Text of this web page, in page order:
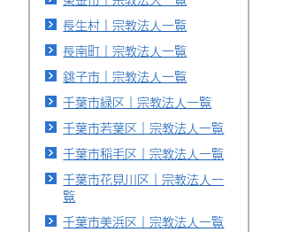
長生村｜宗教法人一覧
長南町｜宗教法人一覧
銚子市｜宗教法人一覧
千葉市緑区｜宗教法人一覧
千葉市若葉区｜宗教法人一覧
千葉市稲毛区｜宗教法人一覧
千葉市花見川区｜宗教法人一
覧
千葉市美浜区｜宗教法人一覧